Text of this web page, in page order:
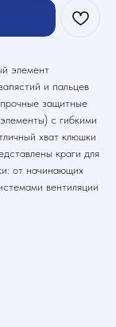
элемент
и пальцев
защитные
с гибкими
хват клюшки
краги для
от начинающих
вентиляции